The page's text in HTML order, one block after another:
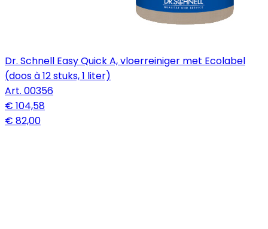
Dr. Schnell Easy Quick A, vloerreiniger met Ecolabel
(doos à 12 stuks, 1 liter)
Art. 00356
€ 104,58
€ 82,00